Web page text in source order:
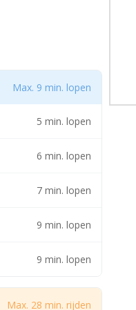
Max. 9 min. lopen
5 min. lopen
6 min. lopen
7 min. lopen
9 min. lopen
9 min. lopen
Max. 28 min. rijden